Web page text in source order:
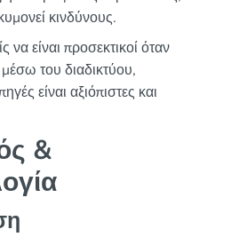
κινδύνους.
να είναι προσεκτικοί όταν
του διαδικτύου,
είναι αξιόπιστες και
&